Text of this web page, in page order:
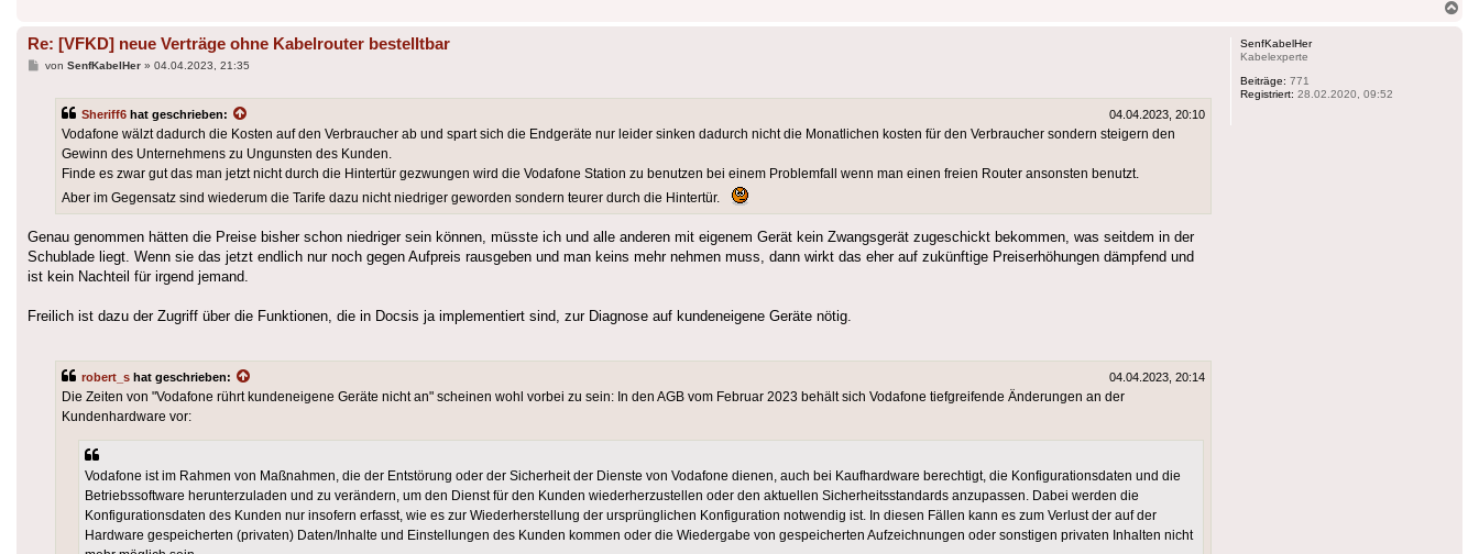
SenfKabelHer
Kabelexperte
Beiträge: 771
Registriert: 28.02.2020, 09:52
Re: [VFKD] neue Verträge ohne Kabelrouter bestelltbar
Beitrag
von SenfKabelHer» 04.04.2023, 21:35
Sheriff6 hat geschrieben: 04.04.2023, 20:10
Vodafone wälzt dadurch die Kosten auf den Verbraucher ab und spart sich die Endgeräte nur leider sinken dadurch nicht die Monatlichen kosten für den Verbraucher sondern steigern den
Gewinn des Unternehmens zu Ungunsten des Kunden.
Finde es zwar gut das man jetzt nicht durch die Hintertür gezwungen wird die Vodafone Station zu benutzen bei einem Problemfall wenn man einen freien Router ansonsten benutzt.
Aber im Gegensatz sind wiederum die Tarife dazu nicht niedriger geworden sondern teurer durch die Hintertür.
Genau genommen hätten die Preise bisher schon niedriger sein können, müsste ich und alle anderen mit eigenem Gerät kein Zwangsgerät zugeschickt bekommen, was seitdem in der
Schublade liegt. Wenn sie das jetzt endlich nur noch gegen Aufpreis rausgeben und man keins mehr nehmen muss, dann wirkt das eher auf zukünftige Preiserhöhungen dämpfend und
ist kein Nachteil für irgend jemand.
Freilich ist dazu der Zugriff über die Funktionen, die in Docsis ja implementiert sind, zur Diagnose auf kundeneigene Geräte nötig.
robert_s hat geschrieben: 04.04.2023, 20:14
Die Zeiten von "Vodafone rührt kundeneigene Geräte nicht an" scheinen wohl vorbei zu sein: In den AGB vom Februar 2023 behält sich Vodafone tiefgreifende Änderungen an der
Kundenhardware vor:
Vodafone ist im Rahmen von Maßnahmen, die der Entstörung oder der Sicherheit der Dienste von Vodafone dienen, auch bei Kaufhardware berechtigt, die Konfigurationsdaten und die
Betriebssoftware herunterzuladen und zu verändern, um den Dienst für den Kunden wiederherzustellen oder den aktuellen Sicherheitsstandards anzupassen. Dabei werden die
Konfigurationsdaten des Kunden nur insofern erfasst, wie es zur Wiederherstellung der ursprünglichen Konfiguration notwendig ist. In diesen Fällen kann es zum Verlust der auf der
Hardware gespeicherten (privaten) Daten/Inhalte und Einstellungen des Kunden kommen oder die Wiedergabe von gespeicherten Aufzeichnungen oder sonstigen privaten Inhalten nicht